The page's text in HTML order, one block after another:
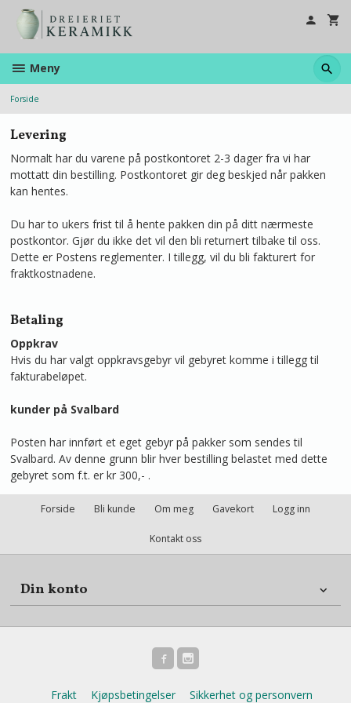
innholdet
Meny
Forside
Levering
Normalt har du varene på postkontoret 2-3 dager fra vi har
mottatt din bestilling. Postkontoret gir deg beskjed når pakken
kan hentes.
Du har to ukers frist til å hente pakken din på ditt nærmeste
postkontor. Gjør du ikke det vil den bli returnert tilbake til oss.
Dette er Postens reglementer. I tillegg, vil du bli fakturert for
fraktkostnadene.
Betaling
Oppkrav
Hvis du har valgt oppkravsgebyr vil gebyret komme i tillegg til
fakturabeløpet.
kunder på Svalbard
Posten har innført et eget gebyr på pakker som sendes til
Svalbard. Av denne grunn blir hver bestilling belastet med dette
gebyret som f.t. er kr 300,- .
Forside Bli kunde Om meg Gavekort Logg inn
Kontakt oss
Din konto
Frakt Kjøpsbetingelser Sikkerhet og personvern